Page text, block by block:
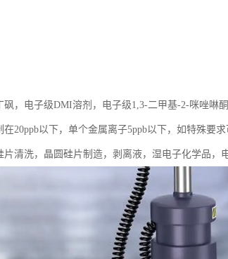
，电子级DMI溶剂，电子级1,3-二甲基-2-咪唑啉
20ppb以下，单个金属离子5ppb以下，如特殊要
清洗，晶圆硅片制造，剥离液，湿电子化学品，